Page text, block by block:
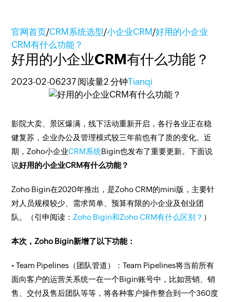
官网首页/CRM系统选型/小企业CRM/好用的小企业
CRM有什么功能？
好用的小企业CRM有什么功能？
2023-02-06237 阅读量2 分钟Tianqi
影院大卖、景区爆满，线下活动重新开启，各行各业正在稳
健复苏，企业办公及管理模式较三年前也有了质的变化。近
期，Zoho小企业CRM系统Bigin也发布了重要更新。下面说
说好用的小企业CRM有什么功能？
Zoho Bigin在2020年推出，是Zoho CRM的mini版，主要针
对人员规模较少、需求简单、预算有限的小企业及创业团
队。（引申阅读： Zoho Bigin和Zoho CRM有什么区别？ ）
本次，Zoho Bigin新增了以下功能：
• Team Pipelines（团队管道）：Team Pipelines将当前所有
面向客户的运营关系统一在一个Bigin账号中，比如营销、销
售、交付及售后团队等等，将各种客户操作整合到一个360度